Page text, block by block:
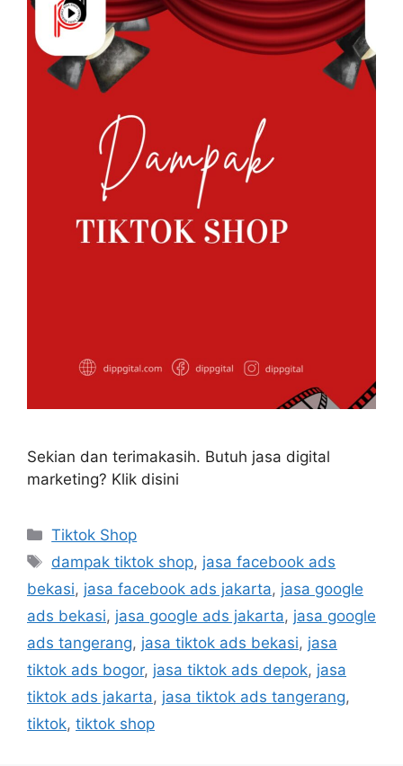
Sekian dan terimakasih. Butuh jasa digital
marketing? Klik disini
Tiktok Shop
dampak tiktok shop, jasa facebook ads
bekasi, jasa facebook ads jakarta, jasa google
ads bekasi, jasa google ads jakarta, jasa google
ads tangerang, jasa tiktok ads bekasi, jasa
tiktok ads bogor, jasa tiktok ads depok, jasa
tiktok ads jakarta, jasa tiktok ads tangerang,
tiktok, tiktok shop